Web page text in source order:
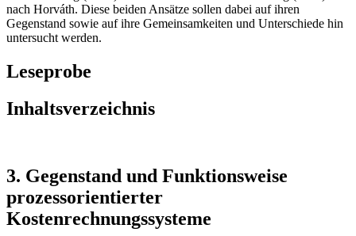
nach Horváth. Diese beiden Ansätze sollen dabei auf ihren
Gegenstand sowie auf ihre Gemeinsamkeiten und Unterschiede hin
untersucht werden.
Leseprobe
Inhaltsverzeichnis
3. Gegenstand und Funktionsweise
prozessorientierter
Kostenrechnungssysteme